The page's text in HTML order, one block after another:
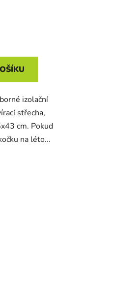
izolační
střecha,
cm. Pokud
na léto...